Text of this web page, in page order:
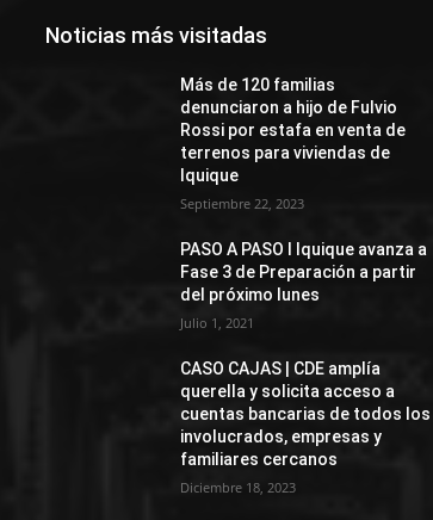
Noticias más visitadas
Más de 120 familias
denunciaron a hijo de Fulvio
Rossi por estafa en venta de
terrenos para viviendas de
Iquique
Septiembre 22, 2023
PASO A PASO I Iquique avanza a
Fase 3 de Preparación a partir
del próximo lunes
Julio 1, 2021
CASO CAJAS | CDE amplía
querella y solicita acceso a
cuentas bancarias de todos los
involucrados, empresas y
familiares cercanos
Diciembre 18, 2023